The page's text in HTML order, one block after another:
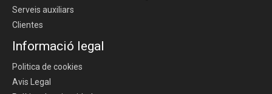
Serveis auxiliars
Clientes
Informació legal
Politica de cookies
Avis Legal